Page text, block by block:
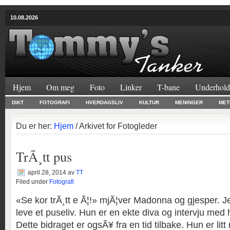
10.08.2026
Hjem Om meg Foto Linker T-bane
DIKT FOTOGRAFI HVERDAGSLIV KULTUR MENINGER
Du er her: Hjem / Arkivet for Fotogleder
TrÃ¸tt pus
april 28, 2014 av TT
Filed under Fotografi
«Se kor trÃ¸tt e Ã¦!» mjÃ¦ver Madonna og gjesper.
leve et puseliv. Hun er en ekte diva og intervju med
Dette bidraget er ogsÃ¥ fra en tid tilbake. Hun er litt